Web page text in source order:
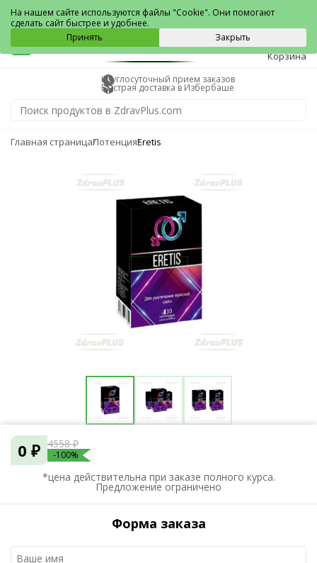
Избербаш
0
Корзина
Круглосуточный прием заказов
Быстрая доставка в Избербаше
Главная страницаПотенцияEretis
0 ₽ 4558 ₽
-100%
*цена действительна при заказе полного курса.
Предложение ограничено
Форма заказа
На нашем сайте используются файлы "Cookie". Они помогают
сделать сайт быстрее и удобнее.
Принять
Закрыть